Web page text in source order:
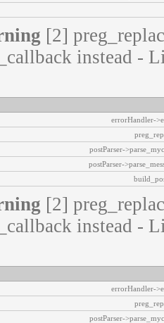
[2]
instead -
errorHandler-
postParser-
postParser-
[2]
instead -
errorHandler-
postParser-